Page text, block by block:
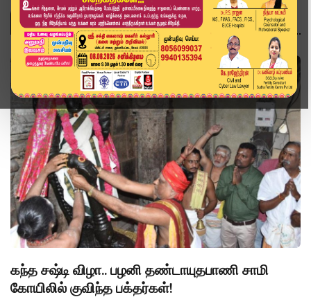
ஆன்மிகம்
கந்த சஷ்டி விழா.. பழனி தண்டாயுதபாணி சாமி
கோயிலில் குவிந்த பக்தர்கள்!